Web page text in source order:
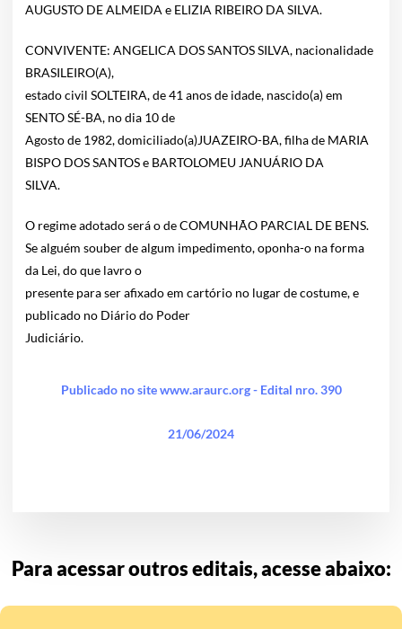
AUGUSTO DE ALMEIDA e ELIZIA RIBEIRO DA SILVA.
CONVIVENTE: ANGELICA DOS SANTOS SILVA, nacionalidade
BRASILEIRO(A),
estado civil SOLTEIRA, de 41 anos de idade, nascido(a) em
SENTO SÉ-BA, no dia 10 de
Agosto de 1982, domiciliado(a)JUAZEIRO-BA, filha de MARIA
BISPO DOS SANTOS e BARTOLOMEU JANUÁRIO DA
SILVA.
O regime adotado será o de COMUNHÃO PARCIAL DE BENS.
Se alguém souber de algum impedimento, oponha-o na forma
da Lei, do que lavro o
presente para ser afixado em cartório no lugar de costume, e
publicado no Diário do Poder
Judiciário.
Publicado no site www.araurc.org - Edital nro. 390
21/06/2024
Para acessar outros editais, acesse abaixo: